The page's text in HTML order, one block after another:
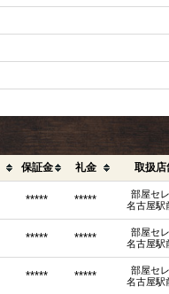
保証金 礼金 取扱店
***** *****
部屋セ
名古屋駅
***** *****
部屋セ
名古屋駅
***** *****
部屋セ
名古屋駅